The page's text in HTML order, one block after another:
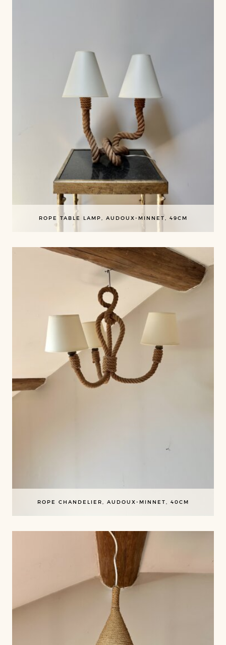
ROPE TABLE LAMP, AUDOUX-MINNET, 49CM
ROPE CHANDELIER, AUDOUX-MINNET, 40CM